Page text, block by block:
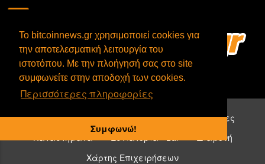
To bitcoinnews.gr χρησιμοποιεί cookies για
την αποτελεσματική λειτουργία του
ιστοτόπου. Με την πλοήγησή σας στο site
συμφωνείτε στην αποδοχή των cookies.
Περισσότερες πληροφορίες
Συμφωνώ!
Επιχειρήσεις που δέχονται bitcoin:
Υπηρεσίες
Καταστήματα
Εστιατόρια - Bar
Διαμονή
Χάρτης Επιχειρήσεων